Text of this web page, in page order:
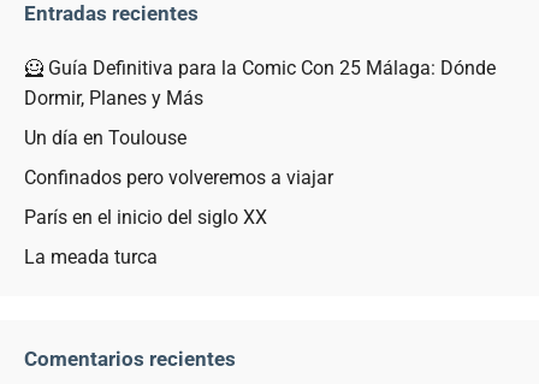
Entradas recientes
🦸 Guía Definitiva para la Comic Con 25 Málaga: Dónde
Dormir, Planes y Más
Un día en Toulouse
Confinados pero volveremos a viajar
París en el inicio del siglo XX
La meada turca
Comentarios recientes